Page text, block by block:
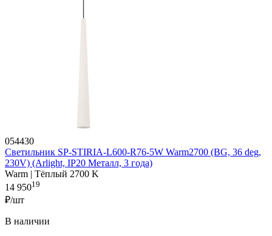
054430
Светильник SP-STIRIA-L600-R76-5W Warm2700 (BG, 36 deg,
230V) (Arlight, IP20 Металл, 3 года)
Warm | Тёплый 2700 K
14 95019
₽/шт
В наличии